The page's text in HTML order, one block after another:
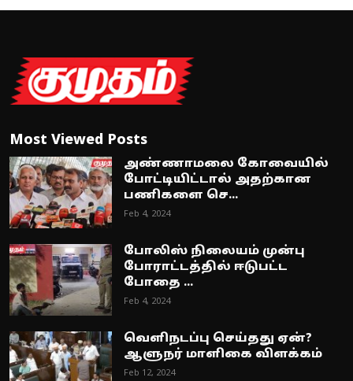
Most Viewed Posts
அண்ணாமலை கோவையில்
போட்டியிட்டால் அதற்கான
பணிகளை செ...
Feb 4, 2024
போலிஸ் நிலையம் முன்பு
போராட்டத்தில் ஈடுபட்ட
போதை ...
Feb 4, 2024
வெளிநடப்பு செய்தது ஏன்?
ஆளுநர் மாளிகை விளக்கம்
Feb 12, 2024